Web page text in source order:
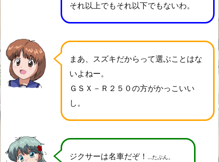
それ以上でもそれ以下でもないわ。
まあ、スズキだからって選ぶことはな
いよねー。
ＧＳＸ－Ｒ２５０の方がかっこいい
し。
ジクサーは名車だぞ！ …たぶん。